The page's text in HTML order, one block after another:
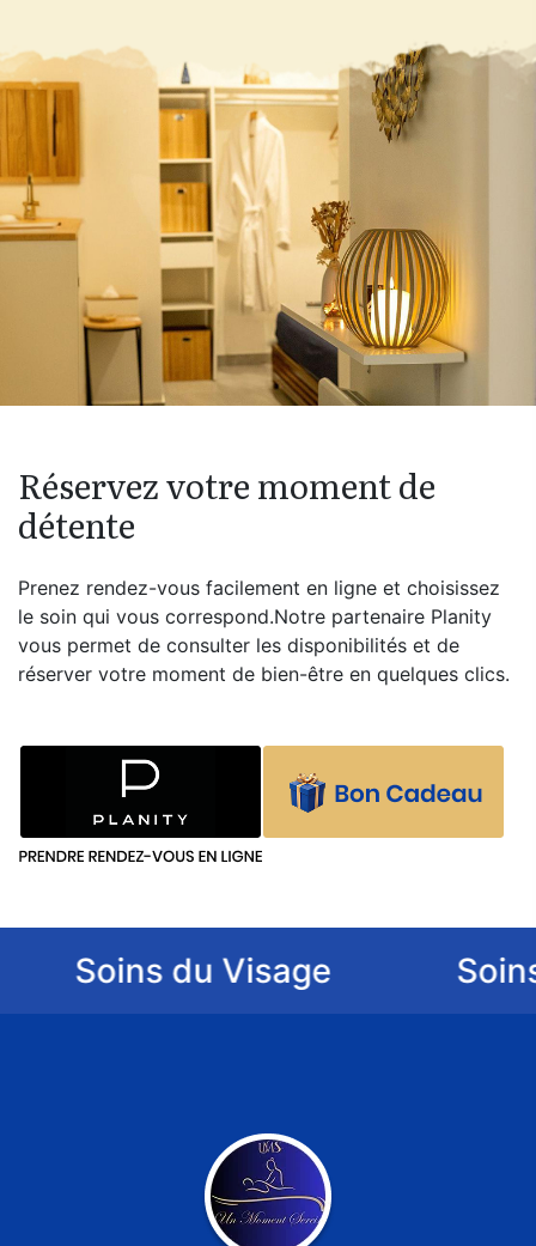
Réservez votre moment de
détente
Prenez rendez-vous facilement en ligne et choisissez
le soin qui vous correspond.Notre partenaire Planity
vous permet de consulter les disponibilités et de
réserver votre moment de bien-être en quelques clics.
Soins du Visage Soins